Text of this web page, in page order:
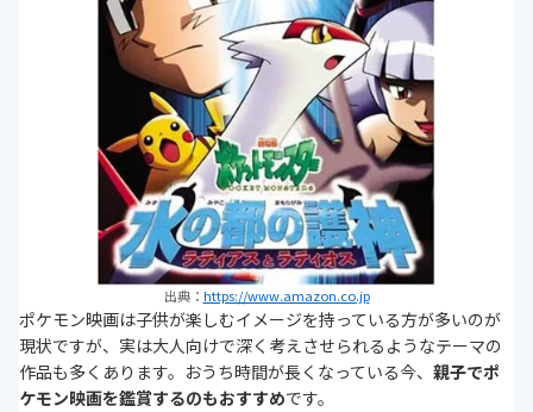
出典： https://www.amazon.co.jp
ポケモン映画は子供が楽しむイメージを持っている方が多いのが
現状ですが、実は大人向けで深く考えさせられるようなテーマの
作品も多くあります。おうち時間が長くなっている今、 親子でポ
ケモン映画を鑑賞するのもおすすめです。